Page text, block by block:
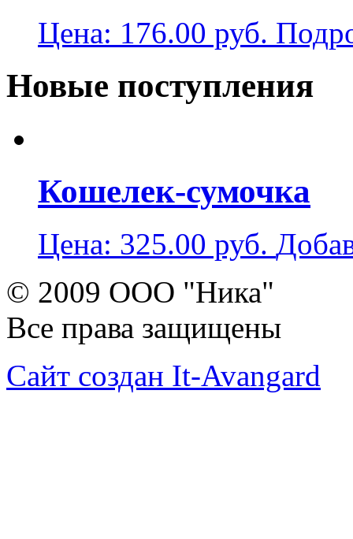
Цена: 176.00 руб.
Новые поступления
Кошелек-сумочка
Цена: 325.00 руб.
© 2009 ООО "Ника"
Все права защищены
Сайт создан It-Avangard